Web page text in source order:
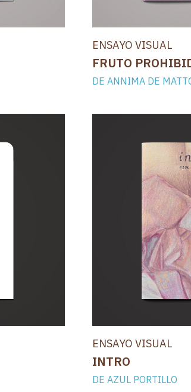
ENSAYO VISUAL
FRUTO
DE ANNIMA DE
ENSAYO VISUAL
INTRO
DE AZUL PORTILLO